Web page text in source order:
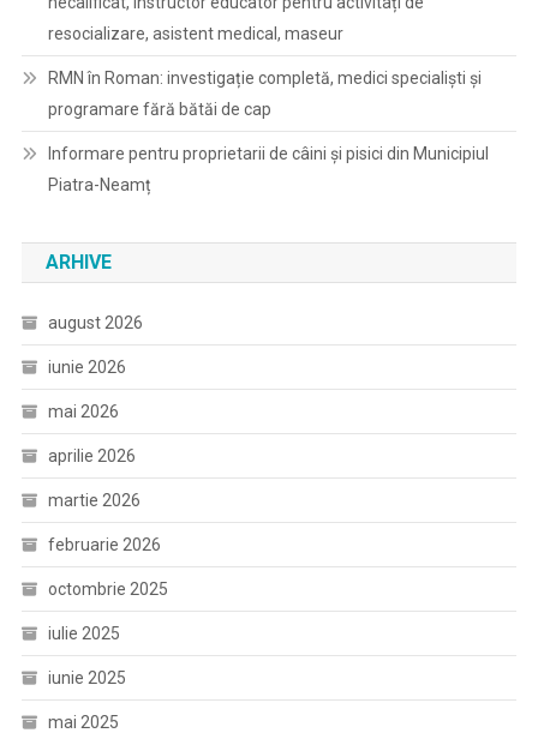
resocializare, asistent medical, maseur
RMN în Roman: investigație completă, medici specialiști și
programare fără bătăi de cap
Informare pentru proprietarii de câini și pisici din Municipiul
Piatra-Neamț
ARHIVE
august 2026
iunie 2026
mai 2026
aprilie 2026
martie 2026
februarie 2026
octombrie 2025
iulie 2025
iunie 2025
mai 2025